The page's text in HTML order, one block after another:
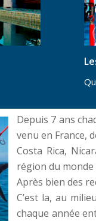
Depuis 7 ans
venu en France,
Costa Rica,
région du monde
Après bien des
C’est la, au
chaque année